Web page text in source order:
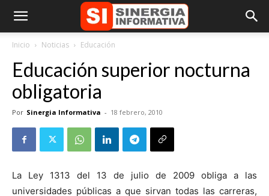
Inicio Noticias Educación
Educación superior nocturna
obligatoria
Por Sinergia Informativa - 18 febrero, 2010
La Ley 1313 del 13 de julio de 2009 obliga a las
universidades públicas a que sirvan todas las carreras,